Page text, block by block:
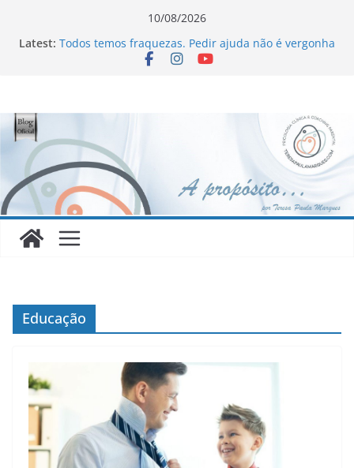
10/08/2026
Latest: Todos temos fraquezas. Pedir ajuda não é vergonha
Educação